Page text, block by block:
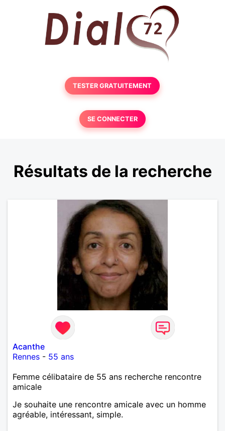
TESTER GRATUITEMENT
SE CONNECTER
Résultats de la recherche
Acanthe
Rennes - 55 ans
Femme célibataire de 55 ans recherche rencontre
amicale
Je souhaite une rencontre amicale avec un homme
agréable, intéressant, simple.